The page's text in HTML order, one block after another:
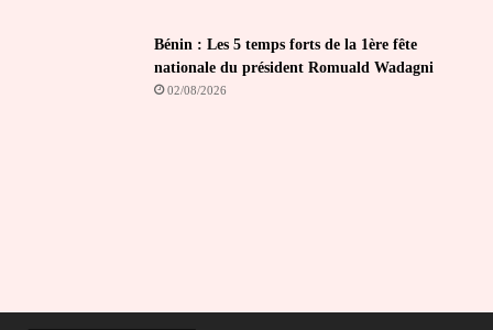
Bénin : Les 5 temps forts de la 1ère fête
nationale du président Romuald Wadagni
02/08/2026